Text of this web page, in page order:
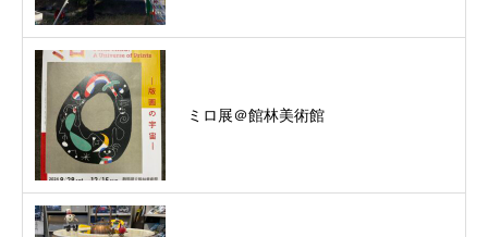
ミロ展＠館林美術館